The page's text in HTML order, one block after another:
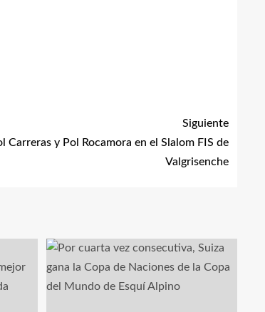
Siguiente
Carreras y Pol Rocamora en el Slalom FIS de
Valgrisenche